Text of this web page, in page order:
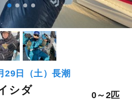
29日（土）長潮
イシダ
0～2匹